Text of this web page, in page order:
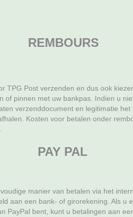
REMBOURS
TPG Post verzenden en dus ook
of pinnen met uw bankpas. Indien u
verzenddocument en legitimatie het
Kosten voor betalen onder
PAY PAL
manier van betalen via het
aan een bank- of girorekening. Als u
PayPal bent, kunt u betalingen aan